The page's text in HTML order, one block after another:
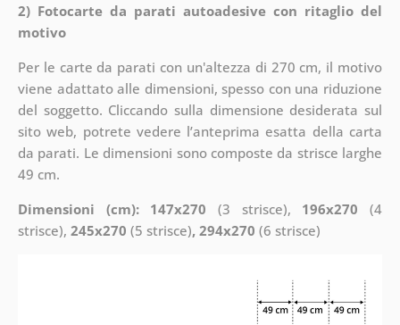
2) Fotocarte da parati autoadesive con ritaglio del
motivo
Per le carte da parati con un'altezza di 270 cm, il motivo
viene adattato alle dimensioni, spesso con una riduzione
del soggetto. Cliccando sulla dimensione desiderata sul
sito web, potrete vedere l’anteprima esatta della carta
da parati. Le dimensioni sono composte da strisce larghe
49 cm.
Dimensioni (cm): 147x270 (3 strisce), 196x270 (4
strisce), 245x270 (5 strisce), 294x270 (6 strisce)